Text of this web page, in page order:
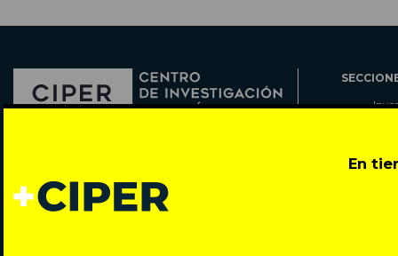
En
Todos los derechos reservados © 2007-2026